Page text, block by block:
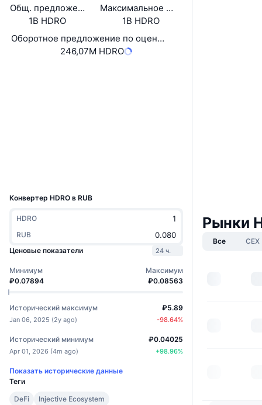
Общ. предложение
1B HDRO
Максимальное предложение
1B HDRO
Оборотное предложение по оценке самого проекта
246,07M HDRO
Конвертер HDRO в RUB
HDRO
RUB
Ценовые показатели
24 ч.
Минимум
₽0.07894
Максимум
₽0.08563
Исторический максимум
Jan 06, 2025 (2y ago)
₽5.89
-98.64%
Исторический минимум
Apr 01, 2026 (4m ago)
₽0.04025
+98.96%
Показать исторические данные
Теги
DeFi
Injective Ecosystem
Рынки
Все CEX